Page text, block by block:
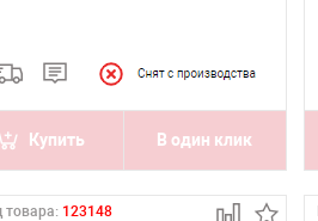
Купить В один клик
товара: 123148